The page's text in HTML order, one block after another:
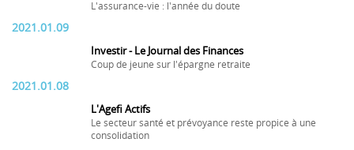
L'assurance-vie : l'année du doute
2021.01.09
Investir - Le Journal des Finances
Coup de jeune sur l'épargne retraite
2021.01.08
L'Agefi Actifs
Le secteur santé et prévoyance reste propice à une
consolidation